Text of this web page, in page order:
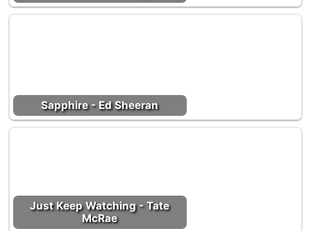
Sapphire - Ed Sheeran
Just Keep Watching - Tate
McRae